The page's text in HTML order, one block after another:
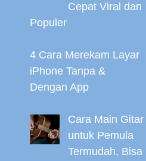
Cepat Viral dan
Populer
4 Cara Merekam Layar
iPhone Tanpa &
Dengan App
Cara Main Gitar
untuk Pemula
Termudah, Bisa